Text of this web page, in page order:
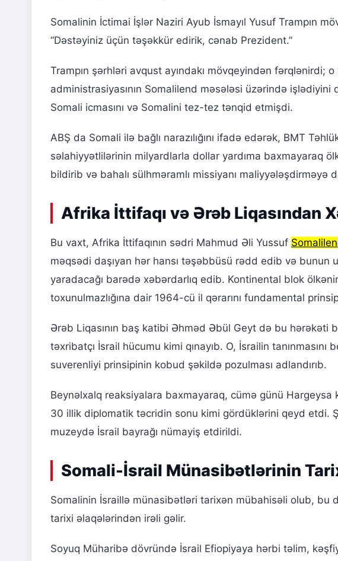
Somalinin İctimai İşlər Naziri Ayub İsmayıl Yusuf Trampın
“Dəstəyiniz üçün təşəkkür edirik, cənab Prezident.”
Trampın şərhləri avqust ayındakı mövqeyindən fərqlənirdi;
administrasiyasının Somalilend məsələsi üzərində
Somali icmasını və Somalini tez-tez tənqid etmişdi.
ABŞ da Somali ilə bağlı narazılığını ifadə edərək, BMT
səlahiyyətlilərinin milyardlarla dollar yardıma baxmayaraq
bildirib və bahalı sülhməramlı missiyanı maliyyələşdirməyə
Afrika İttifaqı və Ərəb Liqasından
Bu vaxt, Afrika İttifaqının sədri Mahmud Əli Yussuf
məqsədi daşıyan hər hansı təşəbbüsü rədd edib və
yaradacağı barədə xəbərdarlıq edib. Kontinental blok
toxunulmazlığına dair 1964-cü il qərarını fundamental
Ərəb Liqasının baş katibi Əhməd Əbül Geyt də bu hərəkəti
təxribatçı İsrail hücumu kimi qınayıb. O, İsrailin
suverenliyi prinsipinin kobud şəkildə pozulması adlandırıb.
Beynəlxalq reaksiyalara baxmayaraq, cümə günü Hargeysa
30 illik diplomatik təcridin sonu kimi gördüklərini qeyd etdi.
muzeydə İsrail bayrağı nümayiş etdirildi.
Somali-İsrail Münasibətlərinin
Somalinin İsraillə münasibətləri tarixən mübahisəli olub, bu
tarixi əlaqələrindən irəli gəlir.
Soyuq Müharibə dövründə İsrail Efiopiyaya hərbi təlim,